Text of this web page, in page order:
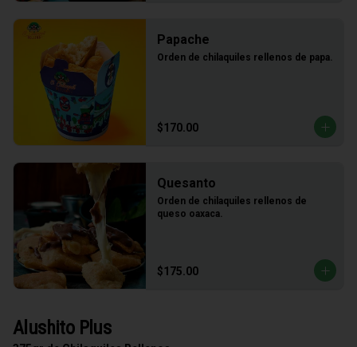
Papache
Orden de chilaquiles rellenos de papa.
$170.00
Quesanto
Orden de chilaquiles rellenos de
queso oaxaca.
$175.00
Alushito Plus